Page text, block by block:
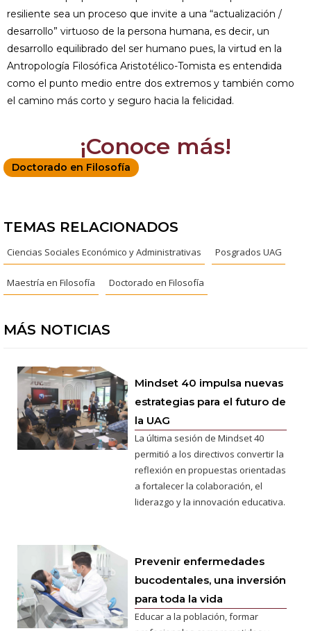
resiliente sea un proceso que invite a una “actualización /
desarrollo” virtuoso de la persona humana, es decir, un
desarrollo equilibrado del ser humano pues, la virtud en la
Antropología Filosófica Aristotélico-Tomista es entendida
como el punto medio entre dos extremos y también como
el camino más corto y seguro hacia la felicidad.
¡Conoce más!
Doctorado en Filosofía
TEMAS RELACIONADOS
Ciencias Sociales Económico y Administrativas Posgrados UAG
Maestría en Filosofía Doctorado en Filosofía
MÁS NOTICIAS
Mindset 40 impulsa nuevas
estrategias para el futuro de
la UAG
La última sesión de Mindset 40
permitió a los directivos convertir la
reflexión en propuestas orientadas
a fortalecer la colaboración, el
liderazgo y la innovación educativa.
Prevenir enfermedades
bucodentales, una inversión
para toda la vida
Educar a la población, formar